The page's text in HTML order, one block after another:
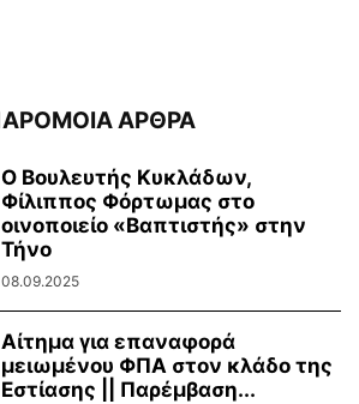
ΑΡΘΡΑ
Ο Βουλευτής Κυκλάδων,
Φίλιππος Φόρτωμας στο
οινοποιείο «Βαπτιστής» στην
Τήνο
08.09.2025
Αίτημα για επαναφορά
μειωμένου ΦΠΑ στον κλάδο της
Εστίασης || Παρέμβαση...